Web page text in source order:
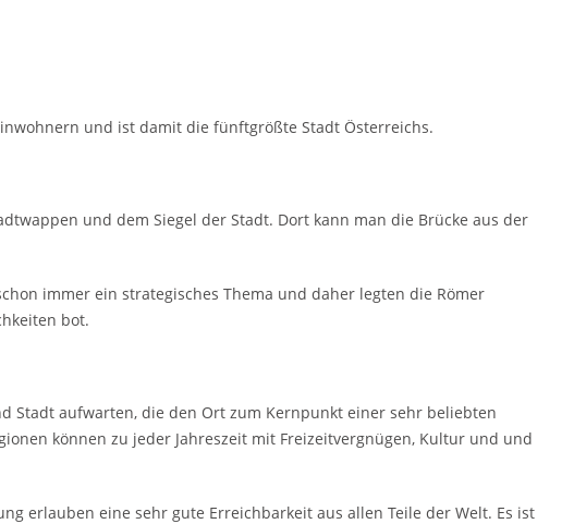
und ist damit die fünftgrößte Stadt Österreichs.
und dem Siegel der Stadt. Dort kann man die Brücke aus der
immer ein strategisches Thema und daher legten die Römer
bot.
Stadt aufwarten, die den Ort zum Kernpunkt einer sehr beliebten
können zu jeder Jahreszeit mit Freizeitvergnügen, Kultur und und
erlauben eine sehr gute Erreichbarkeit aus allen Teile der Welt. Es ist